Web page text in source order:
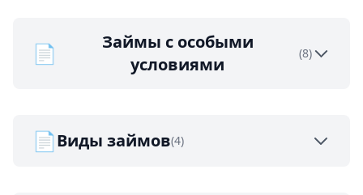
📄
Займы с особыми
условиями
(8)
📄Виды займов(4)